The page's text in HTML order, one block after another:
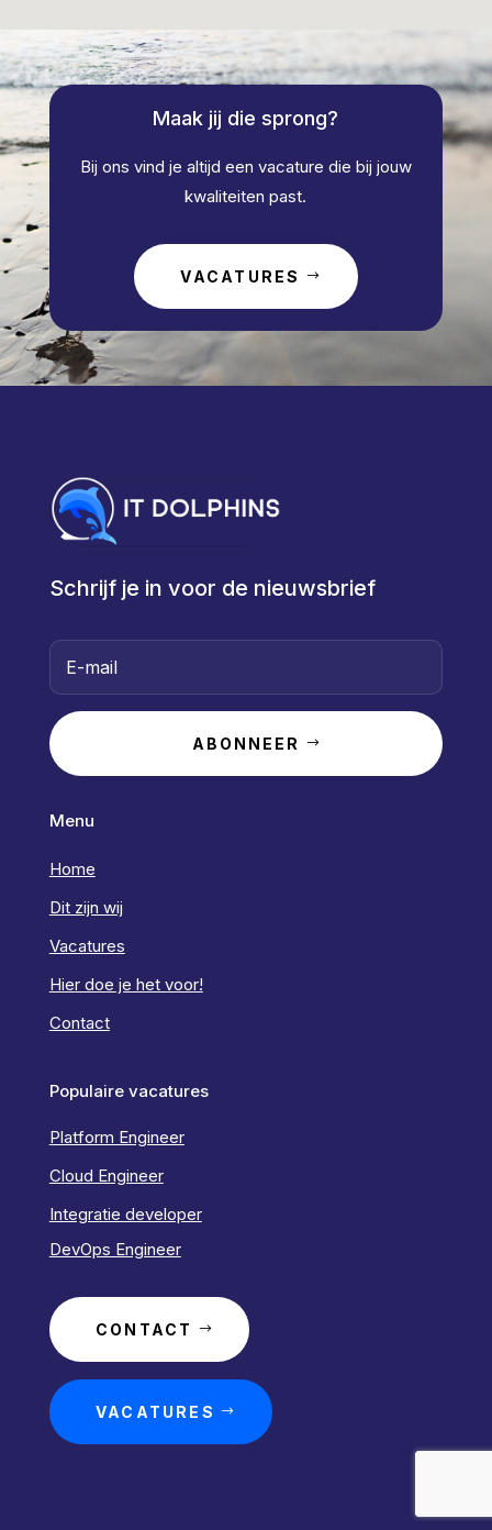
Maak jij die sprong?
Bij ons vind je altijd een vacature die bij jouw
kwaliteiten past.
VACATURES
Schrijf je in voor de nieuwsbrief
ABONNEER
Menu
Home
Dit zijn wij
Vacatures
Hier doe je het voor!
Contact
Populaire vacatures
Platform Engineer
Cloud Engineer
Integratie developer
DevOps Engineer
CONTACT
VACATURES